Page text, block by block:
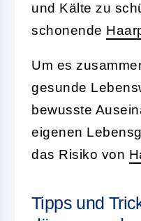
und Kälte zu
schonende
Um es
gesunde
bewusste
eigenen
das Risiko von
Tipps und